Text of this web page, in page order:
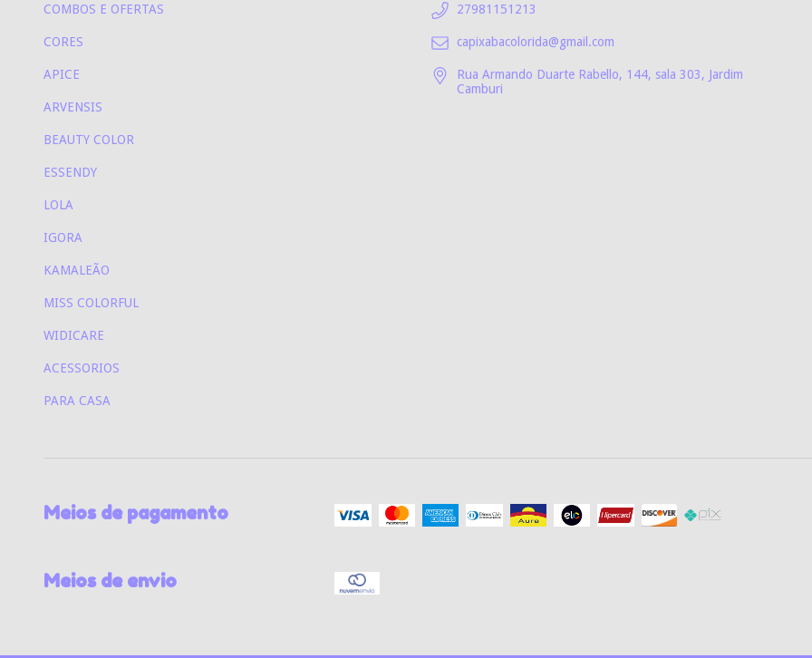
COMBOS E OFERTAS
CORES
APICE
ARVENSIS
BEAUTY COLOR
ESSENDY
LOLA
IGORA
KAMALEÃO
MISS COLORFUL
WIDICARE
ACESSORIOS
PARA CASA
27981151213
capixabacolorida@gmail.com
Rua Armando Duarte Rabello, 144, sala 303, Jardim
Camburi
Meios de pagamento
Meios de envio